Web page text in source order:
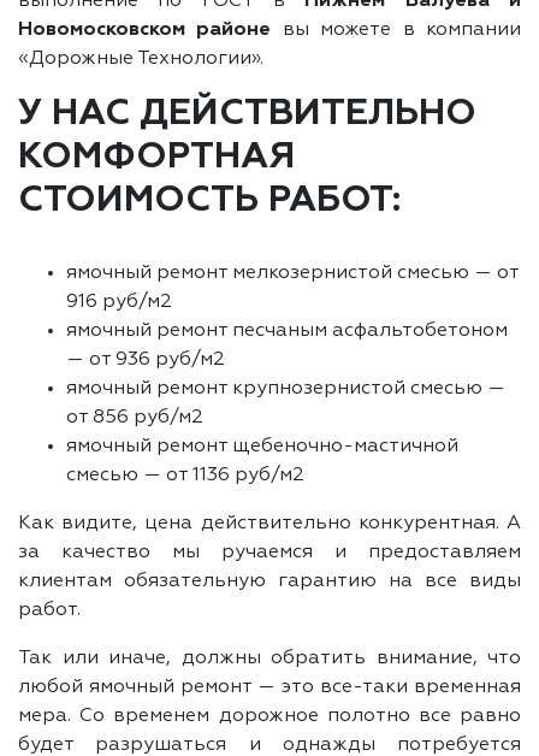
Новомосковском районе вы можете в компании
«Дорожные Технологии».
У НАС ДЕЙСТВИТЕЛЬНО
КОМФОРТНАЯ
СТОИМОСТЬ РАБОТ:
ямочный ремонт мелкозернистой смесью — от
916 руб/м2
ямочный ремонт песчаным асфальтобетоном
— от 936 руб/м2
ямочный ремонт крупнозернистой смесью —
от 856 руб/м2
ямочный ремонт щебеночно-мастичной
смесью — от 1136 руб/м2
Как видите, цена действительно конкурентная. А
за качество мы ручаемся и предоставляем
клиентам обязательную гарантию на все виды
работ.
Так или иначе, должны обратить внимание, что
любой ямочный ремонт — это все-таки временная
мера. Со временем дорожное полотно все равно
будет разрушаться и однажды потребуется